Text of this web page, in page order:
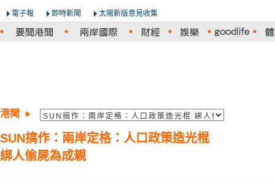
電子報 即時新聞 太陽新版意見收集
港聞
SUN搞作：兩岸定格：人口政策造光棍
綁人偷屍為成親